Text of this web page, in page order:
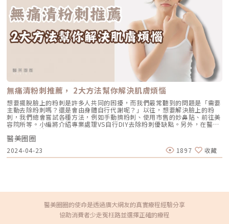
處暗沉4大根源★溫馨提醒★小編要提醒大家，醫療並非單純的商業交易，
所有的療程都伴隨著風險。因此，作為消費者應該謹慎選擇合適的醫療方
案，以確保安全與健康。
息等因素影響，細紋、鬆弛、暗沉與黑眼圈等問題肌膚與衰老困擾著愛美的
女性。然而，瓶罐充斥的日常保養工序，以及砸大錢買保養品但改善效果不
如預期等問題，也成為許多人抗衰老路上的痛。Matrix 翡翠電波為新一代的
微針電波，結合「微針」與「電波」兩種技術，兼具改善問題肌膚與養膚效
果。亞洲抗老化美容醫學會理事 李承鴻醫師 表示，「在現今民眾追求自然
美、個人化與高效保養的趨勢下，Matrix 翡翠電波可針對表皮、真皮與皮下
組織進行多層次的治療，不論是深度、能量與效益均可依照需求進行客製。
Matrix 翡翠電波設計配置三種手把，SublimeTM 結合雙極電波能量與溫和
脈衝紅外光以刺激膠原蛋白；SublativeTM 則是飛梭概念點陣式電波療法，
利用分段式電波能量傳遞至真皮層達到較大範圍熱效應，達到磨皮的效果；
Matrix ProTM 則使用獨創矩陣微針技術與智能深度系統之短脈衝電波療
程，將電波能量精準分段傳遞至真皮層，有效加熱皮膚中的膠原蛋白。」影
星隋棠化身翡翠女神，未來的美由此驅動。圖/泰可國際提供「針」女神隋
棠逆齡美顏的秘密 翡翠電波高效保養成新歡本次 Matrix 翡翠電波全國發表
會，億萬票房女星隋棠也以「針」翡翠女神形象登場，分享自己的保養秘訣
與 Matrix 翡翠電波的療程體驗。作為 Matrix 翡翠電波品牌大使，隋棠表示
為保持完美體態，靠的是超自律的運動與飲食控制，然而在生活工作忙碌
下，開始會尋求更有效率的保養方式。在接觸 Matrix 翡翠電波後，被翡翠
電波的三重治療模組吸引。相較於過去其他療程，Matrix 翡翠電波的療程時
間更短，對於同時兼顧工作與家庭的隋棠來說，現在已成為自己日常保養的
選項。名醫贊聲：微針電波成趨勢 醫師考慮的不是該不該買 而是該買哪一
台而今日無法到場，但仍透過錄影表達祝福的台灣醫用雷射光電學會 林政
份，其中高效與客製化服務更是消費者考量的重點。泰可國際今年攜手全球
醫美設備領導品牌 Candela， 引進最新型態的微針電波『Matrix 翡翠電
波』，以具備三種手把、三重療程模組、三層次深度的微針矩陣技術優勢，
達到一機三效的卓越成果，不僅提供醫師更多元的療程建議，同時減少設備
無痛清粉刺推薦， 2大方法幫你解決肌膚煩惱
想要擺脫臉上的粉刺是許多人共同的困擾，而我們最常聽到的問題是「需要
主動去除粉刺嗎？還是會由身體自行代謝呢？」以往，想要解決臉上的粉
刺，我們總會嘗試各種方法，例如手動擠粉刺、使用市售的妙鼻貼、前往美
容院所等。小編將介紹專業處理VS自行DIY去除粉刺優缺點。另外，在醫美
領域中無痛清粉刺2大方法，讓你輕鬆無痛還能擁有完美的水煮蛋肌！搞懂
粉刺，它們到底是什麼？相信有很多人會時常將皮膚上看似粉刺的小圓點，
或者鼻頭上的黑點都當作是「粉刺」，事實上，這些只是皮脂管絲而已！
皮脂管絲：主要是由皮脂腺的分泌物和細菌所組成。改善方式：不需要特殊
治療，只要基本清潔就能幫助身體自行代謝。 粉刺：因皮脂腺過度分泌、
會選擇自己動手擠，也有部分人會前往美容院或醫美診所去除惱人的粉刺，
就讓我們來看看這些方法的優劣勢分析吧！ 方法 自行DIY 美容院 醫美診所
醫美圈圈
2024-04-23 1897 收藏
醫美圈圈的使命是透過廣大網友的真實療程經驗分享
協助消費者少走冤枉路並選擇正確的療程